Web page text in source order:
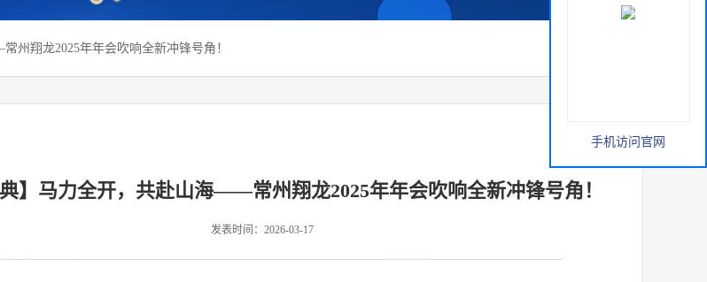
州翔龙2025年年会吹响全新冲锋号角！
典】马力全开，共赴山海——常州翔龙2025年年会吹响全新冲锋号角！
发表时间：2026-03-17
手机访问官网